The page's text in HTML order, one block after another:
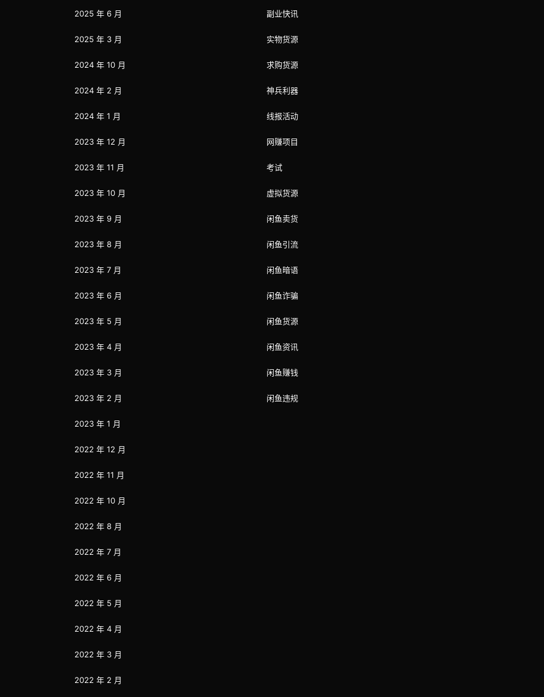
2025 年 6 月
2025 年 3 月
2024 年 10 月
2024 年 2 月
2024 年 1 月
2023 年 12 月
2023 年 11 月
2023 年 10 月
2023 年 9 月
2023 年 8 月
2023 年 7 月
2023 年 6 月
2023 年 5 月
2023 年 4 月
2023 年 3 月
2023 年 2 月
2023 年 1 月
2022 年 12 月
2022 年 11 月
2022 年 10 月
2022 年 8 月
2022 年 7 月
2022 年 6 月
2022 年 5 月
2022 年 4 月
2022 年 3 月
2022 年 2 月
副业快讯
实物货源
求购货源
神兵利器
线报活动
网赚项目
考试
虚拟货源
闲鱼卖货
闲鱼引流
闲鱼暗语
闲鱼诈骗
闲鱼货源
闲鱼资讯
闲鱼赚钱
闲鱼违规